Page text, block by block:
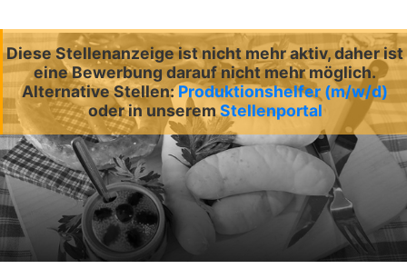
Diese Stellenanzeige ist nicht mehr aktiv, daher ist
eine Bewerbung darauf nicht mehr möglich.
Alternative Stellen:Produktionshelfer (m/w/d)
oder in unseremStellenportal